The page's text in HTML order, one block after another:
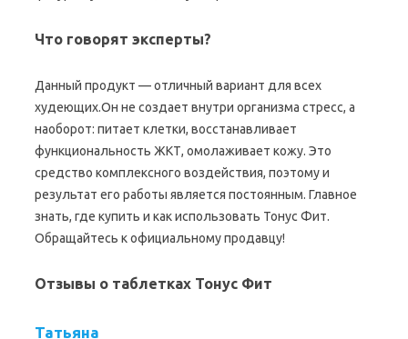
Что говорят эксперты?
Данный продукт — отличный вариант для всех
худеющих.Он не создает внутри организма стресс, а
наоборот: питает клетки, восстанавливает
функциональность ЖКТ, омолаживает кожу. Это
средство комплексного воздействия, поэтому и
результат его работы является постоянным. Главное
знать, где купить и как использовать Тонус Фит.
Обращайтесь к официальному продавцу!
Отзывы о таблетках Тонус Фит
Татьяна